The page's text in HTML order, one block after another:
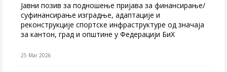
Jавни позив за подношење пријава за финансирање/
суфинансирање изградње, адаптације и
реконструкције спортске инфраструктуре од значаја
за кантон, град и општине у Федерацији БиХ
25 Mar 2026